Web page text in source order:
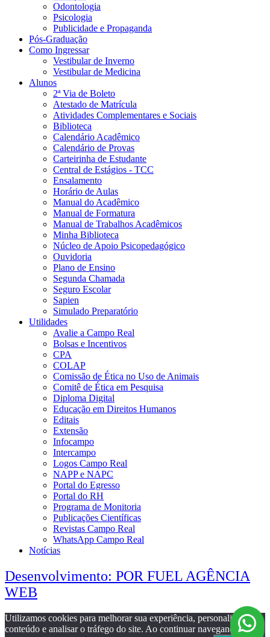
Odontologia
Psicologia
Publicidade e Propaganda
Pós-Graduação
Como Ingressar
Vestibular de Inverno
Vestibular de Medicina
Alunos
2ª Via de Boleto
Atestado de Matrícula
Atividades Complementares e Sociais
Biblioteca
Calendário Acadêmico
Calendário de Provas
Carteirinha de Estudante
Central de Estágios - TCC
Ensalamento
Horário de Aulas
Manual do Acadêmico
Manual de Formatura
Manual de Trabalhos Acadêmicos
Minha Biblioteca
Núcleo de Apoio Psicopedagógico
Ouvidoria
Plano de Ensino
Segunda Chamada
Seguro Escolar
Sapien
Simulado Preparatório
Utilidades
Avalie a Campo Real
Bolsas e Incentivos
CPA
COLAP
Comissão de Ética no Uso de Animais
Comitê de Ética em Pesquisa
Diploma Digital
Educação em Direitos Humanos
Editais
Extensão
Infocampo
Intercampo
Logos Campo Real
NAPP e NAPC
Portal do Egresso
Portal do RH
Programa de Monitoria
Publicações Científicas
Revistas Campo Real
WhatsApp Campo Real
Notícias
Desenvolvimento: POR FUEL AGÊNCIA
WEB
Utilizamos cookies para melhorar sua experiência, personalizar
conteúdo e analisar o tráfego do site. Ao continuar navegando, você